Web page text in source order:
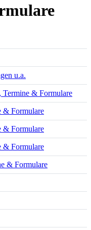
u.a.
Termine & Formulare
& Formulare
& Formulare
& Formulare
& Formulare